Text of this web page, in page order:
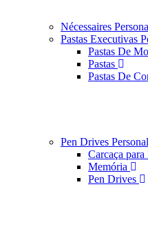
Nécessaires
Pastas Executivas
Pastas De
Pastas
Pastas De
Pen Drives
Carcaça
Memória
Pen Drives